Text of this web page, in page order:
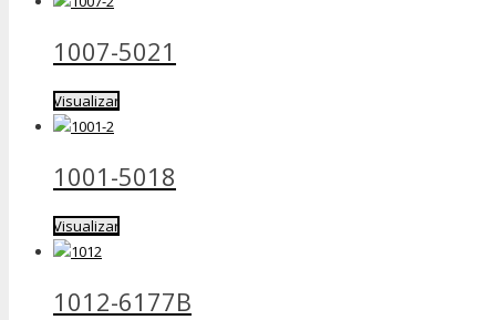
1007-5021
Visualizar
1001-5018
Visualizar
1012-6177B